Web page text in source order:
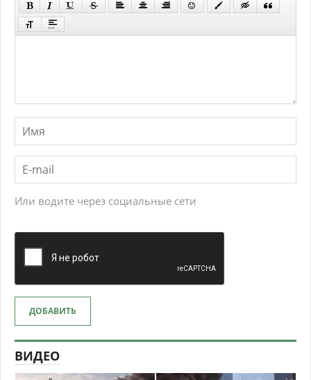
Или водите через социальные сети
ДОБАВИТЬ
ВИДЕО